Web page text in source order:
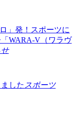
」発！スポーツに
WARA-V（ワラヴ
した スポーツ